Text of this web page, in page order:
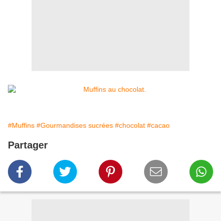
#Muffins #Gourmandises sucrées #chocolat #cacao
Partager